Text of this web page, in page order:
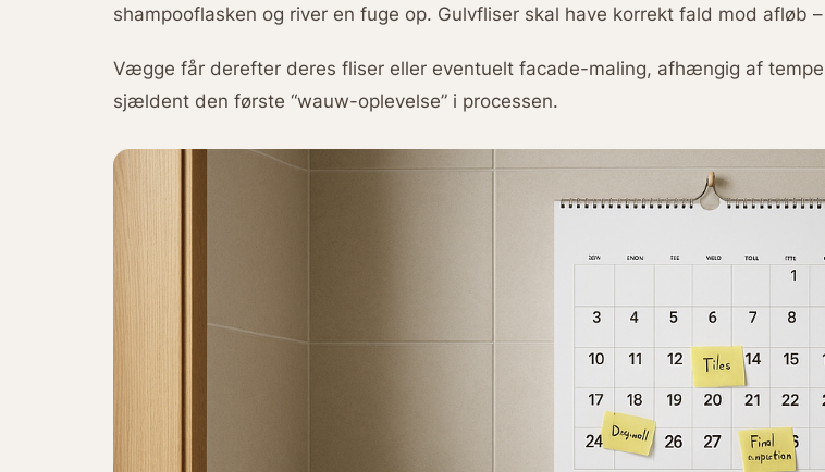
shampooflasken og river en fuge op. Gulvfliser skal have korrekt fald mod afløb
Vægge får derefter deres fliser eller eventuelt facade-maling, afhængig af
sjældent den første “wauw-oplevelse” i processen.